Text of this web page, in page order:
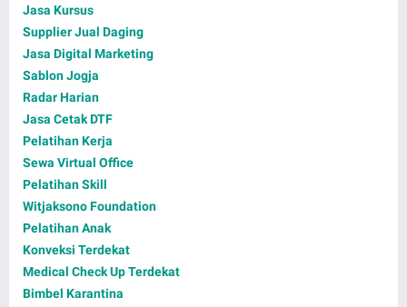
Jasa Kursus
Supplier Jual Daging
Jasa Digital Marketing
Sablon Jogja
Radar Harian
Jasa Cetak DTF
Pelatihan Kerja
Sewa Virtual Office
Pelatihan Skill
Witjaksono Foundation
Pelatihan Anak
Konveksi Terdekat
Medical Check Up Terdekat
Bimbel Karantina